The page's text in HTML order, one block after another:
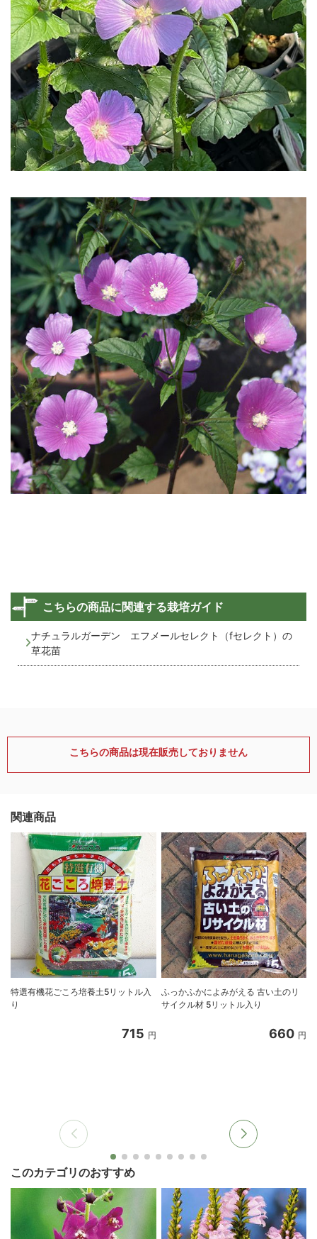
こちらの商品に関連する栽培ガイド
ナチュラルガーデン エフメールセレクト（fセレクト）の
草花苗
こちらの商品は現在販売しておりません
関連商品
特選有機花ごころ培養土5リットル入
り
715 円
ふっかふかによみがえる 古い土のリ
サイクル材 5リットル入り
660 円
このカテゴリのおすすめ